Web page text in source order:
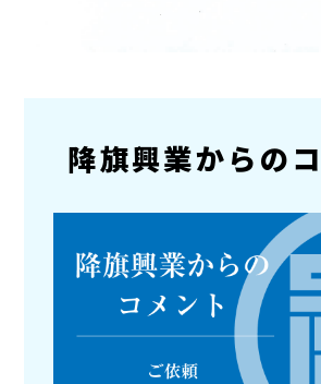
降旗興業からの